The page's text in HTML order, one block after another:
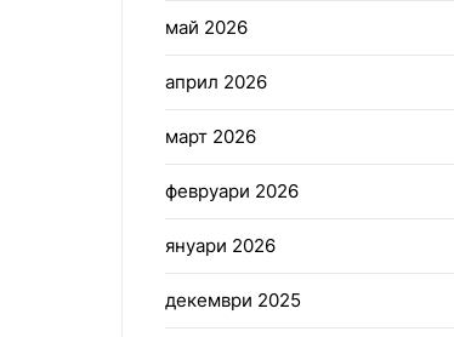
май 2026
април 2026
март 2026
февруари 2026
януари 2026
декември 2025